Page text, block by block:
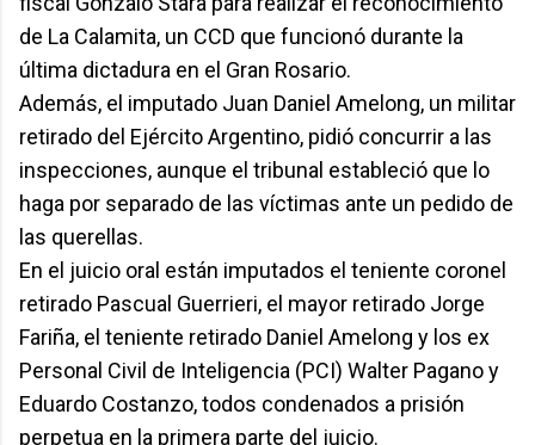
de La Calamita, un CCD que funcionó durante la
última dictadura en el Gran Rosario.
Además, el imputado Juan Daniel Amelong, un militar
retirado del Ejército Argentino, pidió concurrir a las
inspecciones, aunque el tribunal estableció que lo
haga por separado de las víctimas ante un pedido de
las querellas.
En el juicio oral están imputados el teniente coronel
retirado Pascual Guerrieri, el mayor retirado Jorge
Fariña, el teniente retirado Daniel Amelong y los ex
Personal Civil de Inteligencia (PCI) Walter Pagano y
Eduardo Costanzo, todos condenados a prisión
perpetua en la primera parte del juicio.